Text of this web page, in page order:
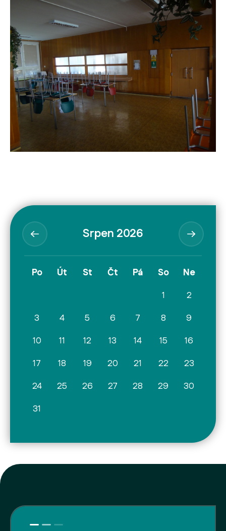
Srpen 2026
Po Út St Čt Pá So
Ne
1
2
3
4 5 6 7 8
9
10
11 12 13 14 15
16
17
18 19 20 21 22
23
24
25 26 27 28 29
30
31